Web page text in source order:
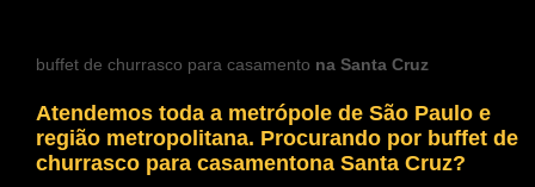
buffet de churrasco para casamento na Santa Cruz
Atendemos toda a metrópole de São Paulo e
região metropolitana. Procurando por buffet de
churrasco para casamentona Santa Cruz?